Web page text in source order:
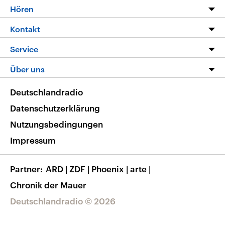
Programm
Die Nachrichten
Nachrichtenleicht
Neue Beiträge auf dlf.de
Hören
Livestream
Podcasts
Deutschlandfunk App
Nachrichten App
Frequenzen
Kontakt
Hörerservice
Service
FAQ
Veranstaltungen
Musikliste
RSS
Über uns
Barrierefreiheit
Deutschlandradio © 2026
Deutschlandradio
Datenschutzerklärung
Nutzungsbedingungen
Impressum
Partner ARD | ZDF | Phoenix | arte |
Chronik der Mauer